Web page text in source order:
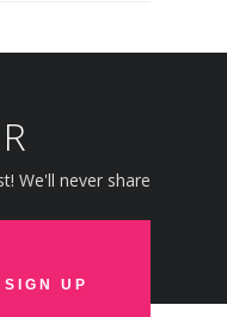
We'll never share